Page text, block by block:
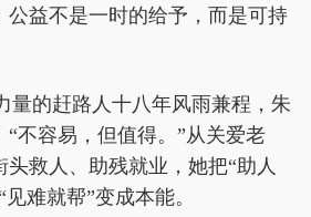
公益不是一时的给予，而是可持
量的赶路人十八年风雨兼程，朱
不容易，但值得。”从关爱老
头救人、助残就业，她把“助人
难就帮”变成本能。